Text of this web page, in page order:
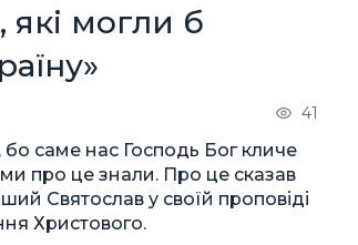
(2013–2022)
які могли б
41
саме нас Господь Бог кличе
ми про це знали. Про це сказав
Святослав у своїй проповіді
Христового.